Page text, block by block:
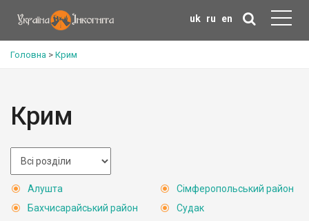
uk ru en
Головна > Крим
Крим
Алушта
Бахчисарайський район
Сімферопольський район
Судак